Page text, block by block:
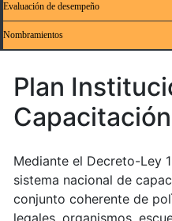
Evaluación de desempeño
Nombramientos
Plan
Mediante el Decreto-Ley
sistema nacional de
conjunto coherente de
legales, organismos,